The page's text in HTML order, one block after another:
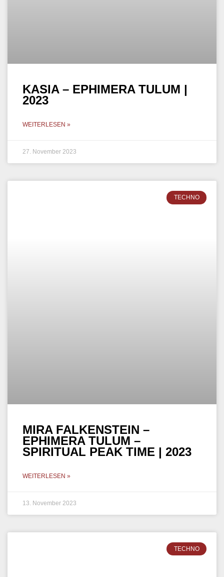
KASIA – EPHIMERA TULUM |
2023
WEITERLESEN »
27. November 2023
TECHNO
MIRA FALKENSTEIN –
EPHIMERA TULUM –
SPIRITUAL PEAK TIME | 2023
WEITERLESEN »
13. November 2023
TECHNO